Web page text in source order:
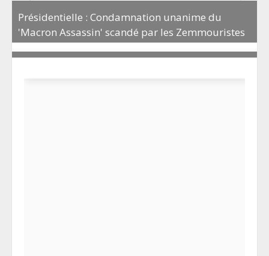
Présidentielle : Condamnation unanime du
'Macron Assassin' scandé par les Zemmouristes